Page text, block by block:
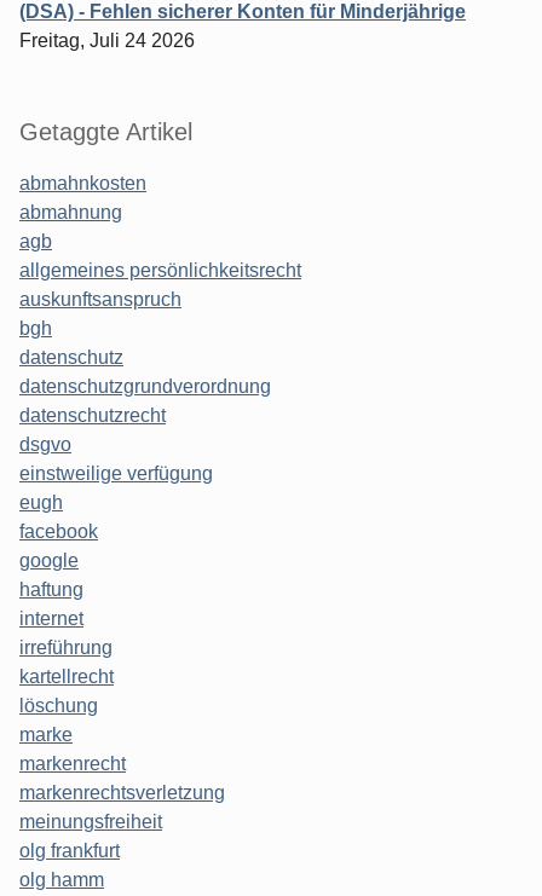
(DSA) - Fehlen sicherer Konten für Minderjährige
Freitag, Juli 24 2026
Getaggte Artikel
abmahnkosten
abmahnung
agb
allgemeines persönlichkeitsrecht
auskunftsanspruch
bgh
datenschutz
datenschutzgrundverordnung
datenschutzrecht
dsgvo
einstweilige verfügung
eugh
facebook
google
haftung
internet
irreführung
kartellrecht
löschung
marke
markenrecht
markenrechtsverletzung
meinungsfreiheit
olg frankfurt
olg hamm